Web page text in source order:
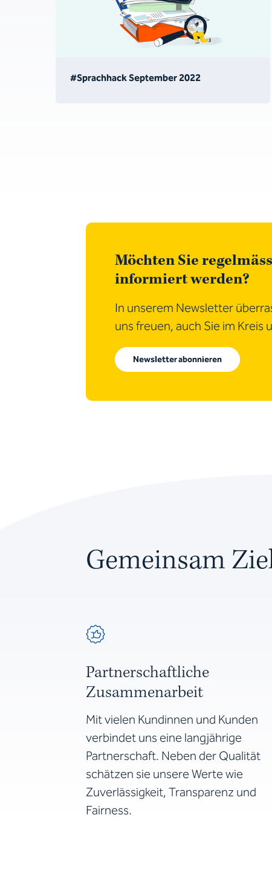
#Sprachhack September 2022
Möchten Sie
informiert werden?
In unserem Newsletter
uns freuen, auch Sie im
Newsletter abonnieren
Gemeinsam
Partnerschaftliche
Zusammenarbeit
Mit vielen Kundinnen und Kunden
verbindet uns eine langjährige
Partnerschaft. Neben der Qualität
schätzen sie unsere Werte wie
Zuverlässigkeit, Transparenz und
Fairness.